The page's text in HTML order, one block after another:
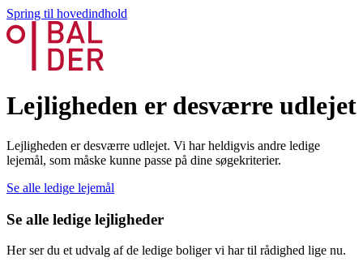
Spring til hovedindhold
Lejligheden er desværre udlejet
Lejligheden er desværre udlejet. Vi har heldigvis andre ledige
lejemål, som måske kunne passe på dine søgekriterier.
Se alle ledige lejemål
Se alle ledige lejligheder
Her ser du et udvalg af de ledige boliger vi har til rådighed lige nu.